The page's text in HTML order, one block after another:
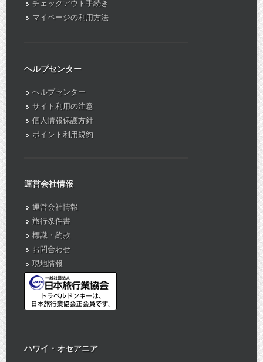
チェックアウト手続き
マイページの利用方法
ヘルプセンター
ヘルプセンター
サイト利用の注意
個人情報保護方針
ポイント利用規約
運営会社情報
運営会社情報
旅行条件書
標識・約款
お問合わせ
現地情報
ハワイ・オセアニア